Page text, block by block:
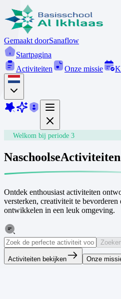
Gemaakt doorSanaflow
Startpagina
Activiteiten
Onze missie
Welkom bij periode 3
NaschoolseActiviteiten
Ontdek enthousiast activiteiten
versterken, creativiteit te bevorderen
ontwikkelen in een leuk omgeving.
Activiteiten bekijken Onze